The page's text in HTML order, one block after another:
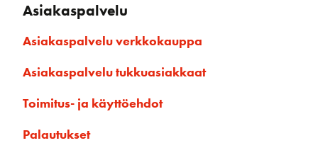
Asiakaspalvelu
Asiakaspalvelu verkkokauppa
Asiakaspalvelu tukkuasiakkaat
Toimitus- ja käyttöehdot
Palautukset